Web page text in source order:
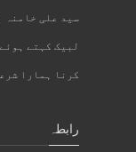
سید علی خامنہ
لبیک کہتے
کرنا ہمارا
رابطہ